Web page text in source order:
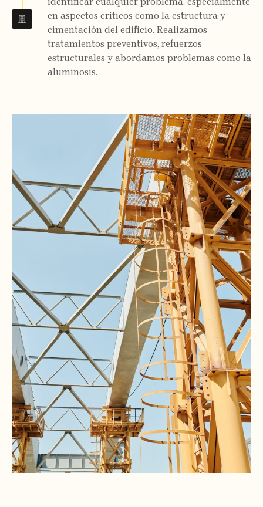
en aspectos críticos como la estructura y
cimentación del edificio. Realizamos
tratamientos preventivos, refuerzos
estructurales y abordamos problemas como la
aluminosis.